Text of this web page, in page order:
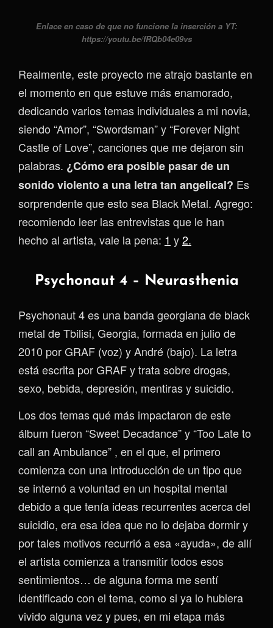
Enlace en caso de que no funcione la inserción a YT:
https://youtu.be/fRQb04e09vs
Realmente, este proyecto me atrajo bastante en
el momento en que estuve más enamorado,
dedicando varios temas individuales a mi novia,
siendo “Amor”, “Swordsman” y “Forever Night
Castle of Love”, canciones que me dejaron sin
palabras. ¿Cómo era posible pasar de un
sonido violento a una letra tan angelical? Es
sorprendente que esto sea Black Metal. Agrego:
recomiendo leer las entrevistas que le han
hecho al artista, vale la pena: 1 y2.
Psychonaut 4 – Neurasthenia
Psychonaut 4 es una banda georgiana de black
metal de Tbilisi, Georgia, formada en julio de
2010 por GRAF (voz) y André (bajo). La letra
está escrita por GRAF y trata sobre drogas,
sexo, bebida, depresión, mentiras y suicidio.
Los dos temas qué más impactaron de este
álbum fueron “Sweet Decadance” y “Too Late to
call an Ambulance” , en el que, el primero
comienza con una introducción de un tipo que
se internó a voluntad en un hospital mental
debido a que tenía ideas recurrentes acerca del
suicidio, era esa idea que no lo dejaba dormir y
por tales motivos recurrió a esa «ayuda», de allí
el artista comienza a transmitir todos esos
sentimientos… de alguna forma me sentí
identificado con el tema, como si ya lo hubiera
vivido alguna vez y pues, en mi etapa más